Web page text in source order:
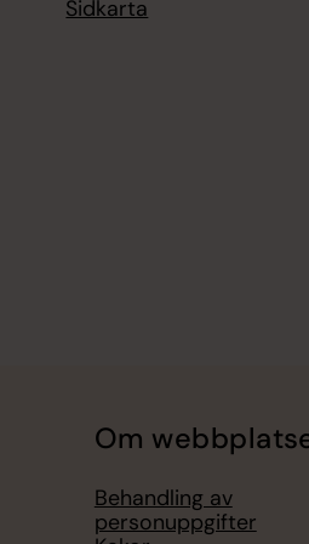
Sidkarta
Om
Behandling av
personuppgifter